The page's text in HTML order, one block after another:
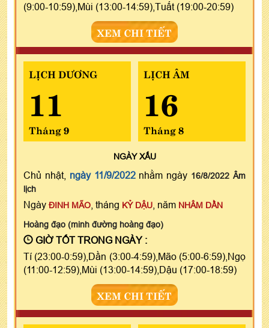
(9:00-10:59),Mùi (13:00-14:59),Tuất (19:00-20:59)
XEM CHI TIẾT
LỊCH DƯƠNG
11
Tháng 9
LỊCH ÂM
16
Tháng 8
NGÀYXẤU
Chủ nhật, ngày 11/9/2022nhằm ngày 16/8/2022 Âm
lịch
Ngày ĐINH MÃO , tháng KỶ DẬU , năm NHÂM DẦN
Hoàng đạo (minh đường hoàng đạo)
GIỜ TỐT TRONG NGÀY :
Tí (23:00-0:59),Dần (3:00-4:59),Mão (5:00-6:59),Ngọ
(11:00-12:59),Mùi (13:00-14:59),Dậu (17:00-18:59)
XEM CHI TIẾT